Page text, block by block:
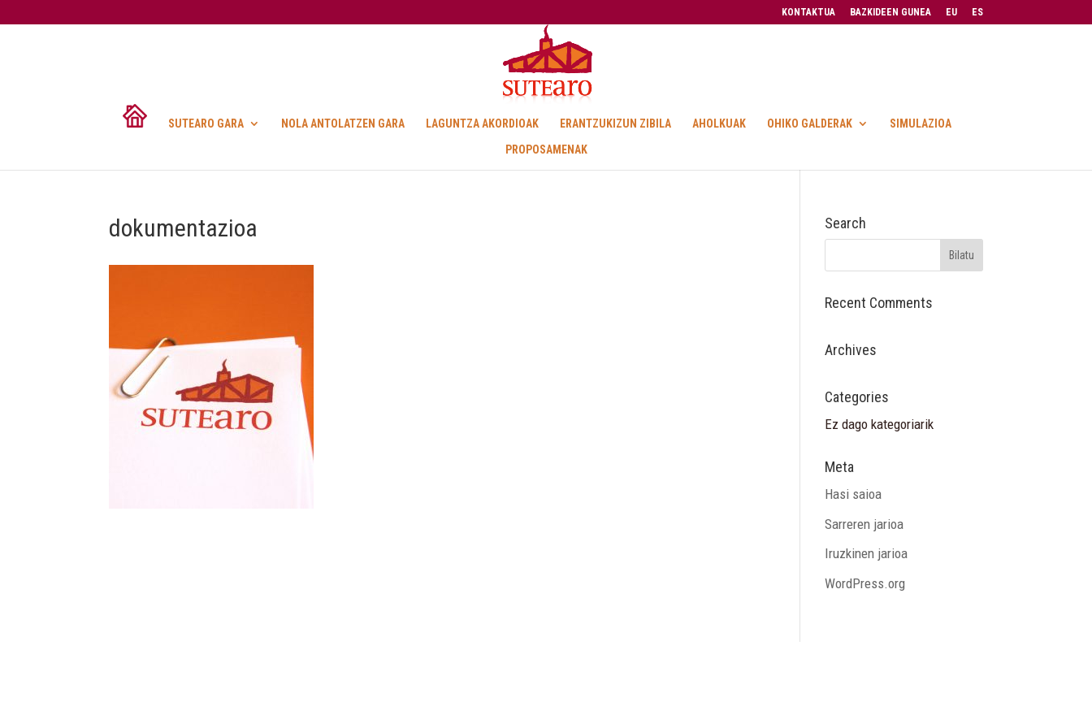
KONTAKTUA BAZKIDEEN GUNEA EU ES
SUTEARO GARA NOLA ANTOLATZEN GARA LAGUNTZA AKORDIOAK ERANTZUKIZUN ZIBILA AHOLKUAK OHIKO GALDERAK
SIMULAZIOA
PROPOSAMENAK
dokumentazioa Search
Recent Comments
Archives
Categories
Ez dago kategoriarik
Meta
Hasi saioa
Sarreren jarioa
Iruzkinen jarioa
WordPress.org